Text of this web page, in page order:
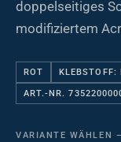
doppelseitiges
modifiziertem
ROT KLEBSTOFF:
ART.-NR.
VARIANTE WÄHLEN